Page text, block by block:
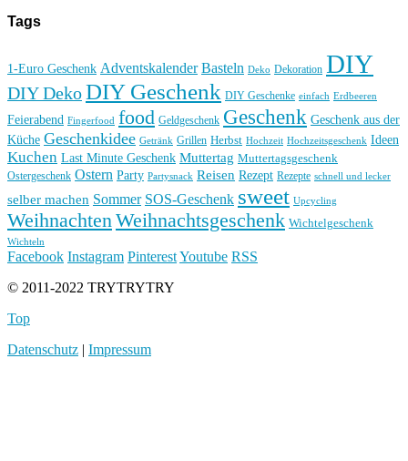
Tags
1-Euro Geschenk Adventskalender Basteln Deko Dekoration DIY
DIY DekoDIY Geschenk DIY Geschenke einfach Erdbeeren
Feierabend Fingerfood food Geldgeschenk Geschenk Geschenk aus der
Küche Geschenkidee Getränk Grillen Herbst Hochzeit Hochzeitsgeschenk Ideen
Kuchen Last Minute Geschenk Muttertag Muttertagsgeschenk
Ostergeschenk Ostern Party Partysnack Reisen Rezept Rezepte schnell und lecker
selber machen Sommer SOS-Geschenk sweet Upcycling
WeihnachtenWeihnachtsgeschenk Wichtelgeschenk
Wichteln
Facebook Instagram PinterestYoutube RSS
© 2011-2022 TRYTRYTRY
Top
Datenschutz | Impressum